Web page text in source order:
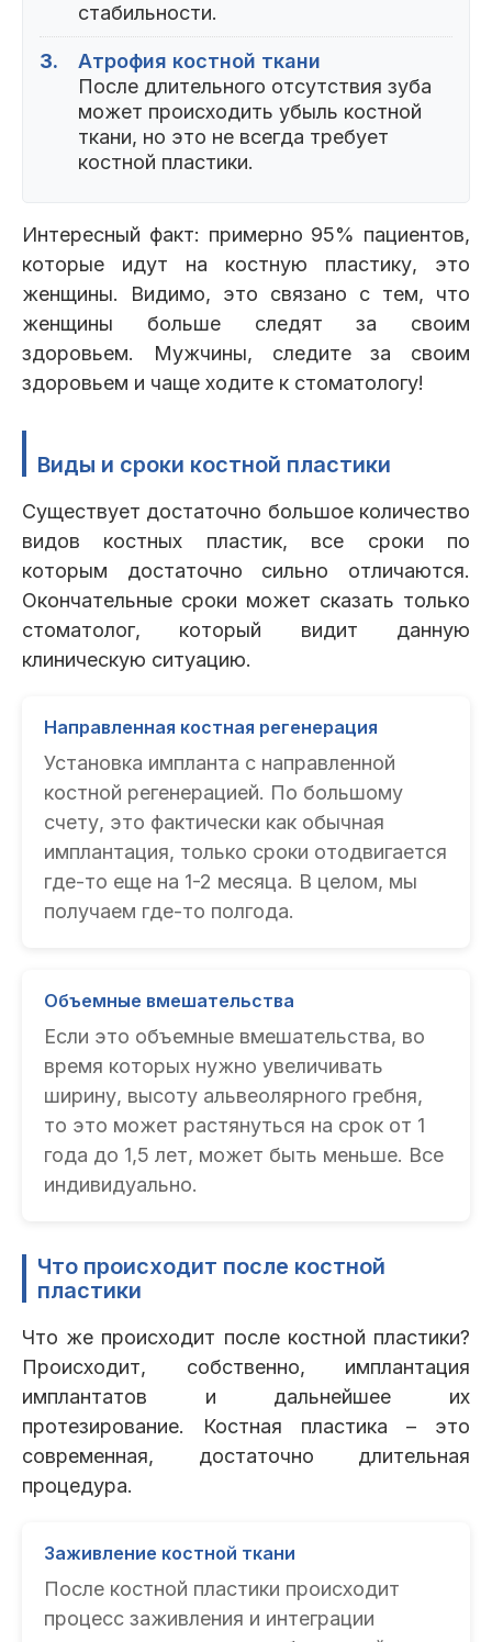
стабильности.
3.
Атрофия костной ткани
После длительного отсутствия зуба
может происходить убыль костной
ткани, но это не всегда требует
костной пластики.
Интересный факт: примерно 95% пациентов,
которые идут на костную пластику, это
женщины. Видимо, это связано с тем, что
женщины больше следят за своим
здоровьем. Мужчины, следите за своим
здоровьем и чаще ходите к стоматологу!
Виды и сроки костной пластики
Существует достаточно большое количество
видов костных пластик, все сроки по
которым достаточно сильно отличаются.
Окончательные сроки может сказать только
стоматолог, который видит данную
клиническую ситуацию.
Направленная костная регенерация
Установка импланта с направленной
костной регенерацией. По большому
счету, это фактически как обычная
имплантация, только сроки отодвигается
где-то еще на 1-2 месяца. В целом, мы
получаем где-то полгода.
Объемные вмешательства
Если это объемные вмешательства, во
время которых нужно увеличивать
ширину, высоту альвеолярного гребня,
то это может растянуться на срок от 1
года до 1,5 лет, может быть меньше. Все
индивидуально.
Что происходит после костной
пластики
Что же происходит после костной пластики?
Происходит, собственно, имплантация
имплантатов и дальнейшее их
протезирование. Костная пластика – это
современная, достаточно длительная
процедура.
Заживление костной ткани
После костной пластики происходит
процесс заживления и интеграции